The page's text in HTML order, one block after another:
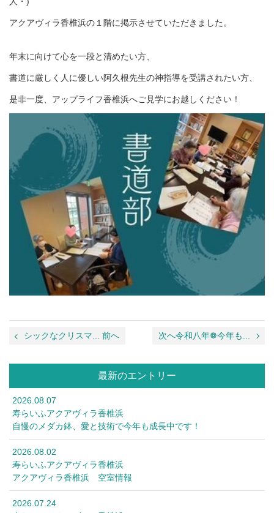
アクアヴィラ香椎浜の１階に掲示させていただきました。
年末に向けて心を一段と清めたい方、
書道に厳しく人に優しい阿久根先生の神指導を受講されたい方、
是非一度、アップライフ香椎浜へご見学にお越しください！
シックなクリスマ... 前へ 次へ令和八年❁今年も...
最新のエントリー
2026.08.07
寿らいふアクアヴィラ香椎浜
自慢のメダカ鉢、愛と技術で今年も成長中です！
2026.08.02
寿らいふアクアヴィラ香椎浜
アクアヴィラ香椎浜 空室情報
2026.07.24